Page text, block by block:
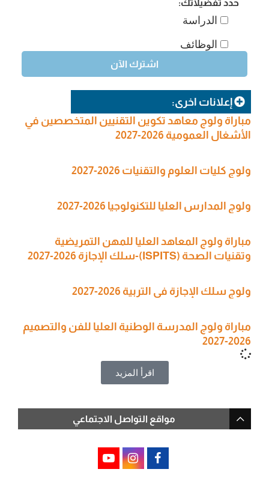
حدد تفضيلاتك:
الدراسة
الوظائف
إعلانات اخرى:
مباراة ولوج معاهد تكوين التقنيين المتخصصين في
الأشغال العمومية 2026-2027
ولوج كليات العلوم والتقنيات 2026-2027
ولوج المدارس العليا للتكنولوجيا 2026-2027
مباراة ولوج المعاهد العليا للمهن التمريضية
وتقنيات الصحة (ISPITS)-سلك الإجازة 2026-2027
ولوج سلك الإجازة في التربية 2026-2027
مباراة ولوج المدرسة الوطنية العليا للفن والتصميم
2026-2027
اقرأ المزيد
مواقع التواصل الاجتماعي